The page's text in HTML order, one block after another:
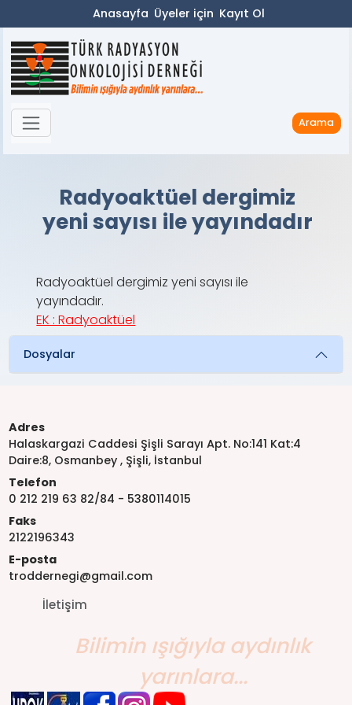
Anasayfa Üyeler için Kayıt Ol
Arama
Radyoaktüel dergimiz
yeni sayısı ile yayındadır
Radyoaktüel dergimiz yeni sayısı ile
yayındadır.
EK : Radyoaktüel
Dosyalar
Adres
Halaskargazi Caddesi Şişli Sarayı Apt. No:141 Kat:4
Daire:8, Osmanbey , Şişli, İstanbul
Telefon
0 212 219 63 82/84 - 5380114015
Faks
2122196343
E-posta
troddernegi@gmail.com
İletişim
Bilimin ışığıyla aydınlık
yarınlara...